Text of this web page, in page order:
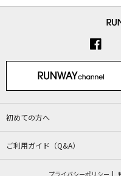
初めての方へ
ご利用ガイド（Q&A）
プライバシーポリシー